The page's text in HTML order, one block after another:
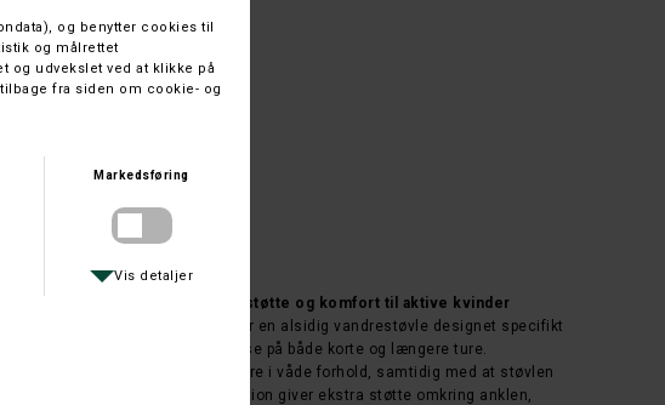
Hera Mid OutDry™ – vandtæt støtte og komfort til aktive kvinder
Peakfreak™ Hera Mid OutDry™ er en alsidig vandrestøvle designet specifikt
komfort, stabilitet og beskyttelse på både korte og længere ture.
membran holder fødderne tørre i våde forhold, samtidig med at støvlen
Den mellemhøje konstruktion giver ekstra støtte omkring anklen,